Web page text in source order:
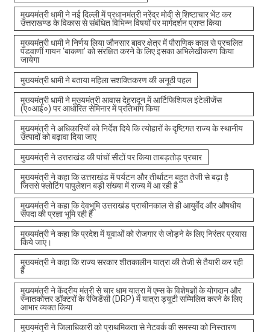
मुख्यमंत्री धामी ने नई दिल्ली में प्रधानमंत्री नरेंद्र मोदी से शिष्टाचार भेंट कर
उत्तराखण्ड के विकास से संबंधित विभिन्न विषयों पर मार्गदर्शन प्राप्त किया
मुख्यमंत्री धामी ने निर्णय लिया जौनसार बावर क्षेत्र में पौराणिक काल से प्रचलित
पंडवाणी गायन ‘बाकणा’ को संरक्षित करने के लिए इसका अभिलेखीकरण किया
जायेगा
मुख्यमंत्री धामी ने बताया महिला सशक्तिकरण की अनूठी पहल
मुख्यमंत्री धामी ने मुख्यमंत्री आवास देहरादून में आर्टिफिशियल इंटेलीजेंस
(ए०आई०) पर आधारित सेमिनार में प्रतिभाग किया
मुख्यमंत्री ने अधिकारियों को निर्देश दिये कि त्योहारों के दृष्टिगत राज्य के स्थानीय
उत्पादों को बढ़ावा दिया जाए
मुख्यमंत्री ने उत्तराखंड की पांचों सीटों पर किया ताबड़तोड़ प्रचार
मुख्यमंत्री ने कहा कि उत्तराखंड में पर्यटन और तीर्थाटन बहुत तेजी से बढ़ा है
जिससे फ्लोटिंग पापुलेशन बड़ी संख्या में राज्य में आ रही है
मुख्यमंत्री ने कहा कि देवभूमि उत्तराखंड प्राचीनकाल से ही आयुर्वेद और औषधीय
संपदा की प्रज्ञा भूमि रही है
मुख्यमंत्री ने कहा कि प्रदेश में युवाओं को रोजगार से जोड़ने के लिए निरंतर प्रयास
किये जाए।
मुख्यमंत्री ने कहा कि राज्य सरकार शीतकालीन यात्रा की तेजी से तैयारी कर रही
है
मुख्यमंत्री ने केंद्रीय मंत्री से चार धाम यात्रा में एम्स के विशेषज्ञों के योगदान और
स्नातकोत्तर डॉक्टरों के रेजिडेंसी (DRP) में यात्रा ड्यूटी सम्मिलित करने के लिए
आभार व्यक्त किया
मुख्यमंत्री ने जिलाधिकारी को प्राथमिकता से नेटवर्क की समस्या को निस्तारण